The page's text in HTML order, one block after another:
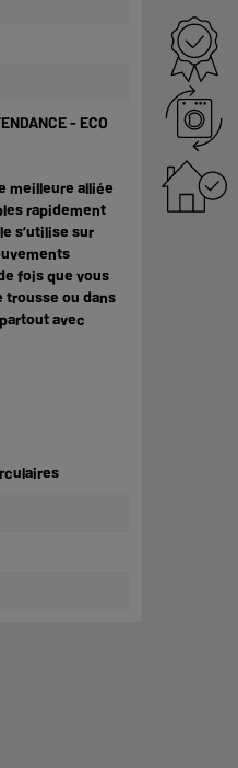
- ECO
meilleure alliée
rapidement
s’utilise sur
fois que vous
trousse ou dans
avec